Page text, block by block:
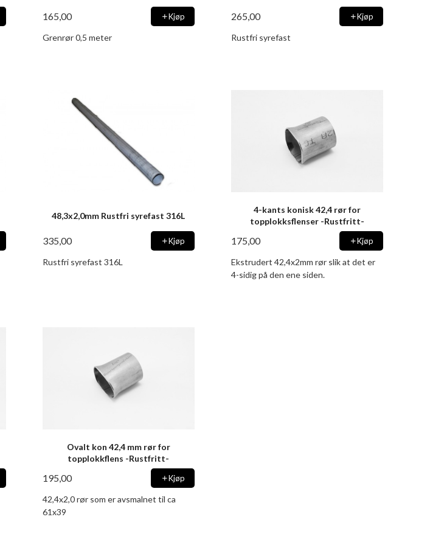
165,00 Kjøp
Grenrør 0,5 meter
265,00 Kjøp
Rustfri syrefast
48,3x2,0mm Rustfri syrefast 316L
335,00 Kjøp
Rustfri syrefast 316L
4-kants konisk 42,4 rør for
topplokksflenser -Rustfritt-
175,00 Kjøp
Ekstrudert 42,4x2mm rør slik at det er
4-sidig på den ene siden.
Ovalt kon 42,4 mm rør for
topplokkflens -Rustfritt-
195,00 Kjøp
42,4x2,0 rør som er avsmalnet til ca
61x39